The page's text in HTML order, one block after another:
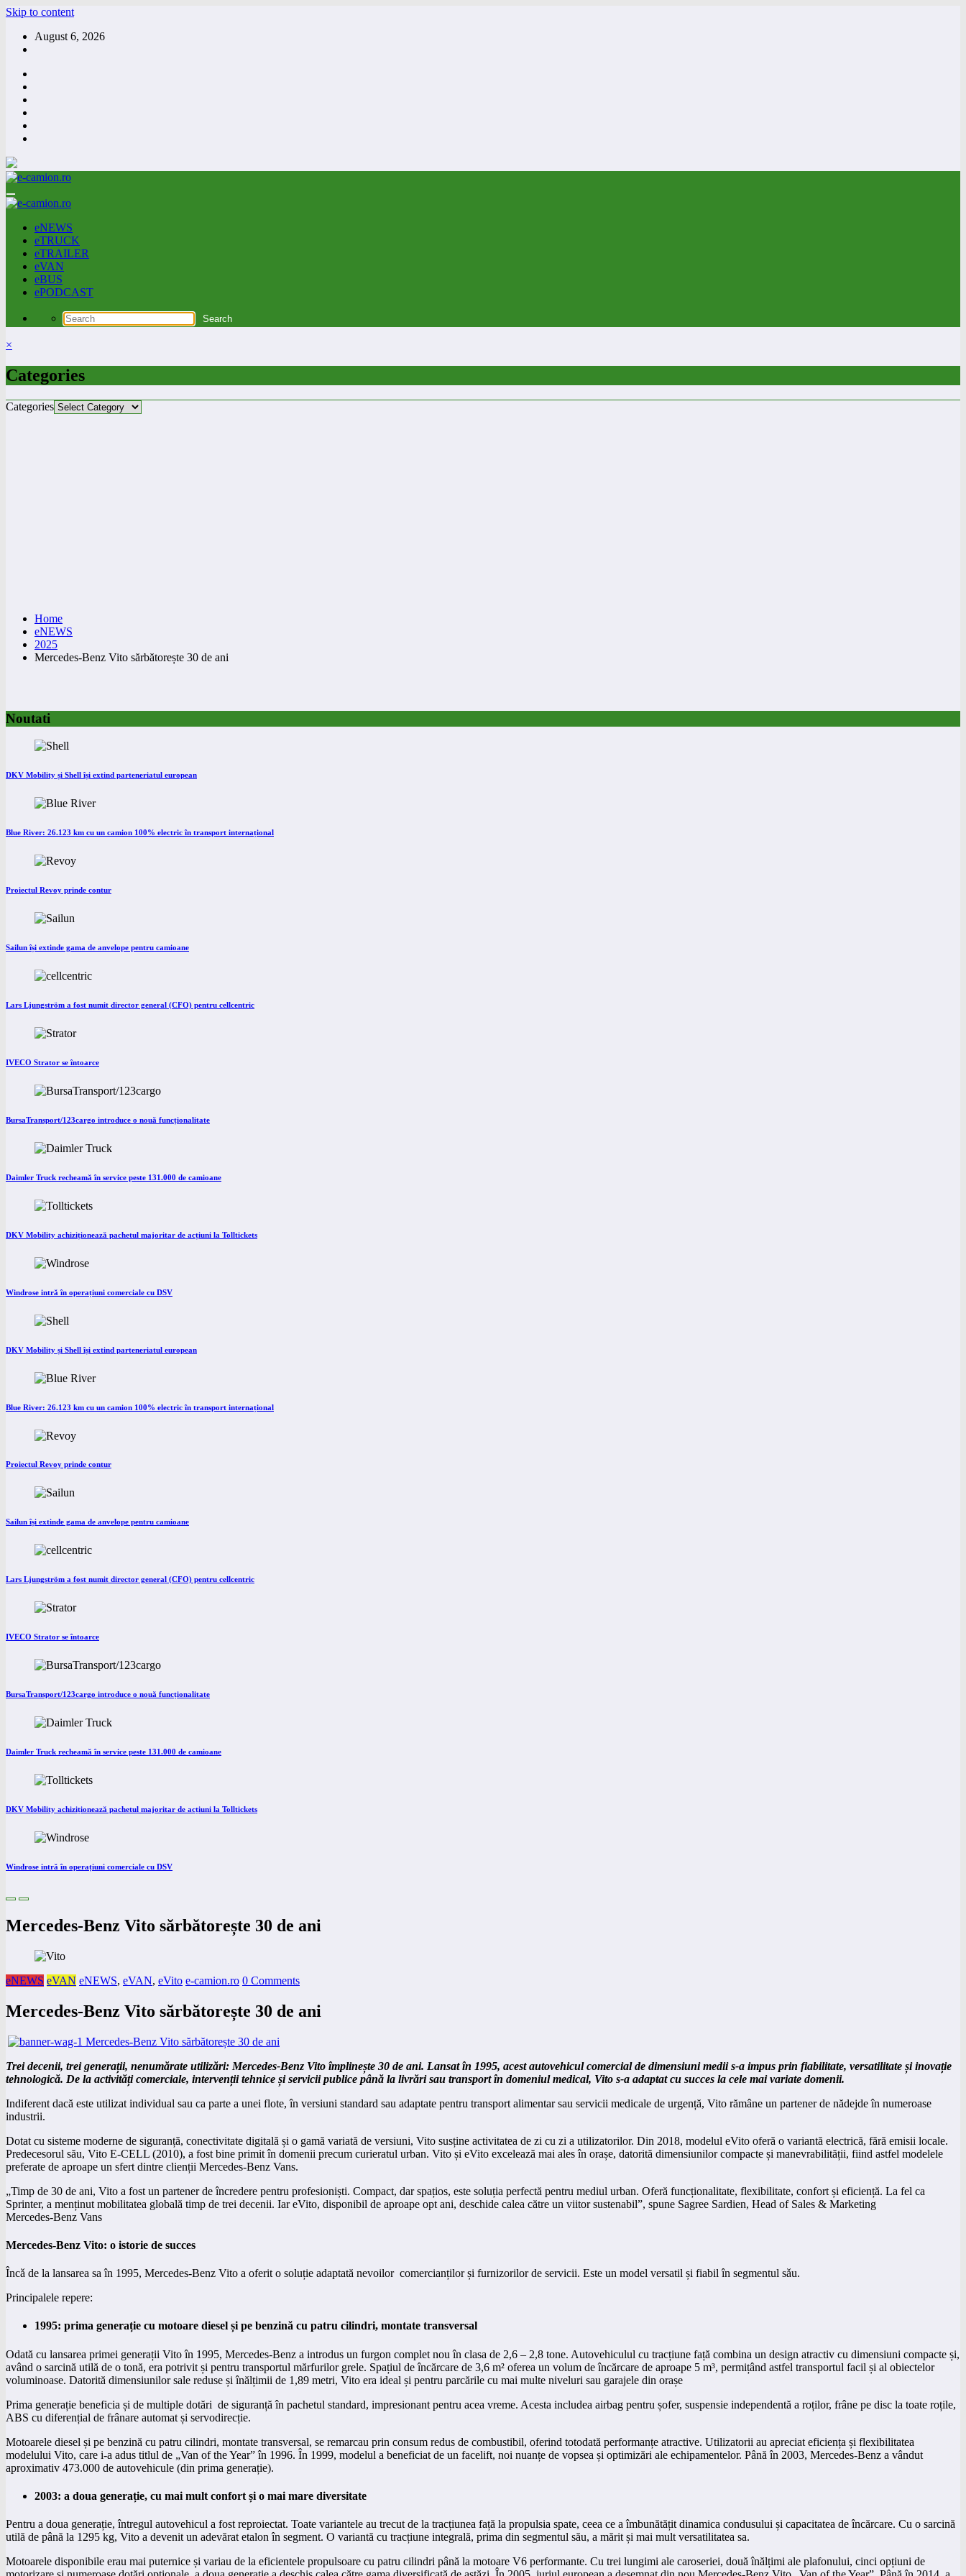
Skip to content
August 6, 2026
eNEWS
eTRUCK
eTRAILER
eVAN
eBUS
ePODCAST
×
Categories
Categories
Home
eNEWS
2025
Mercedes-Benz Vito sărbătorește 30 de ani
Noutati
DKV Mobility și Shell își extind parteneriatul european
Blue River: 26.123 km cu un camion 100% electric în transport internațional
Proiectul Revoy prinde contur
Sailun își extinde gama de anvelope pentru camioane
Lars Ljungström a fost numit director general (CFO) pentru cellcentric
IVECO Strator se întoarce
BursaTransport/123cargo introduce o nouă funcționalitate
Daimler Truck recheamă în service peste 131.000 de camioane
DKV Mobility achiziționează pachetul majoritar de acțiuni la Tolltickets
Windrose intră în operațiuni comerciale cu DSV
DKV Mobility și Shell își extind parteneriatul european
Blue River: 26.123 km cu un camion 100% electric în transport internațional
Proiectul Revoy prinde contur
Sailun își extinde gama de anvelope pentru camioane
Lars Ljungström a fost numit director general (CFO) pentru cellcentric
IVECO Strator se întoarce
BursaTransport/123cargo introduce o nouă funcționalitate
Daimler Truck recheamă în service peste 131.000 de camioane
DKV Mobility achiziționează pachetul majoritar de acțiuni la Tolltickets
Windrose intră în operațiuni comerciale cu DSV
Mercedes-Benz Vito sărbătorește 30 de ani
eNEWS eVAN eNEWS, eVAN, eVito e-camion.ro 0 Comments
Mercedes-Benz Vito sărbătorește 30 de ani
Trei decenii, trei generații, nenumărate utilizări: Mercedes-Benz Vito împlinește 30 de ani. Lansat în 1995, acest autovehicul comercial de dimensiuni medii s-a impus prin fiabilitate, versatilitate și inovație
tehnologică. De la activități comerciale, intervenții tehnice și servicii publice până la livrări sau transport în domeniul medical, Vito s-a adaptat cu succes la cele mai variate domenii.
Indiferent dacă este utilizat individual sau ca parte a unei flote, în versiuni standard sau adaptate pentru transport alimentar sau servicii medicale de urgență, Vito rămâne un partener de nădejde în numeroase
industrii.
Dotat cu sisteme moderne de siguranță, conectivitate digitală și o gamă variată de versiuni, Vito susține activitatea de zi cu zi a utilizatorilor. Din 2018, modelul eVito oferă o variantă electrică, fără emisii locale.
Predecesorul său, Vito E-CELL (2010), a fost bine primit în domenii precum curieratul urban. Vito și eVito excelează mai ales în orașe, datorită dimensiunilor compacte și manevrabilității, fiind astfel modelele
preferate de aproape un sfert dintre clienții Mercedes-Benz Vans.
„Timp de 30 de ani, Vito a fost un partener de încredere pentru profesioniști. Compact, dar spațios, este soluția perfectă pentru mediul urban. Oferă funcționalitate, flexibilitate, confort și eficiență. La fel ca
Sprinter, a menținut mobilitatea globală timp de trei decenii. Iar eVito, disponibil de aproape opt ani, deschide calea către un viitor sustenabil”, spune Sagree Sardien, Head of Sales & Marketing
Mercedes‑Benz Vans
Mercedes-Benz Vito: o istorie de succes
Încǎ de la lansarea sa în 1995, Mercedes-Benz Vito a oferit o soluție adaptată nevoilor comercianților și furnizorilor de servicii. Este un model versatil și fiabil în segmentul sǎu.
Principalele repere:
1995: prima generație cu motoare diesel și pe benzină cu patru cilindri, montate transversal
Odată cu lansarea primei generații Vito în 1995, Mercedes-Benz a introdus un furgon complet nou în clasa de 2,6 – 2,8 tone. Autovehiculul cu tracțiune față combina un design atractiv cu dimensiuni compacte și,
având o sarcină utilă de o tonă, era potrivit și pentru transportul mărfurilor grele. Spațiul de încărcare de 3,6 m² oferea un volum de încărcare de aproape 5 m³, permițând astfel transportul facil și al obiectelor
voluminoase. Datorită dimensiunilor sale reduse și înălțimii de 1,89 metri, Vito era ideal și pentru parcările cu mai multe niveluri sau garajele din orașe
Prima generație beneficia și de multiple dotări de siguranță în pachetul standard, impresionant pentru acea vreme. Acesta includea airbag pentru șofer, suspensie independentă a roților, frâne pe disc la toate roțile,
ABS cu diferențial de frânare automat și servodirecție.
Motoarele diesel și pe benzină cu patru cilindri, montate transversal, se remarcau prin consum redus de combustibil, oferind totodată performanțe atractive. Utilizatorii au apreciat eficiența și flexibilitatea
modelului Vito, care i-a adus titlul de „Van of the Year” în 1996. În 1999, modelul a beneficiat de un facelift, noi nuanțe de vopsea și optimizări ale echipamentelor. Până în 2003, Mercedes-Benz a vândut
aproximativ 473.000 de autovehicule (din prima generație).
2003: a doua generație, cu mai mult confort și o mai mare diversitate
Pentru a doua generație, întregul autovehicul a fost reproiectat. Toate variantele au trecut de la tracțiunea față la propulsia spate, ceea ce a îmbunătățit dinamica condusului și capacitatea de încărcare. Cu o sarcină
utilă de până la 1295 kg, Vito a devenit un adevărat etalon în segment. O variantă cu tracțiune integrală, prima din segmentul său, a mărit și mai mult versatilitatea sa.
Motoarele disponibile erau mai puternice și variau de la eficientele propulsoare cu patru cilindri până la motoare V6 performante. Cu trei lungimi ale caroseriei, două înălțimi ale plafonului, cinci opțiuni de